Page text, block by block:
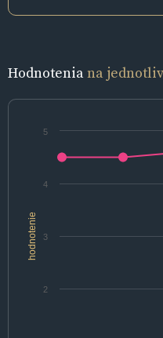
Hodnoteniana
hodnotenie
2
3
4
5